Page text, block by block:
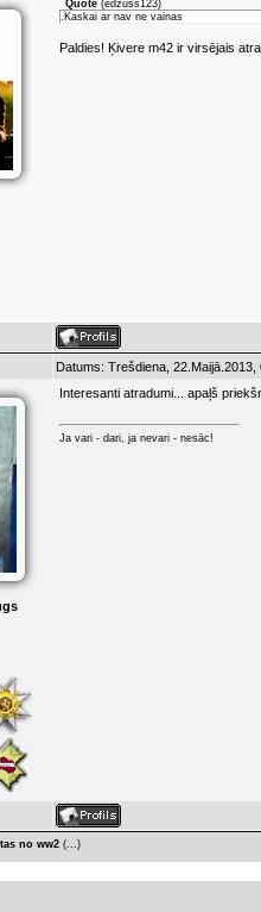
Quote (edzuss123)
.Kaskai ar nav ne vainas
Paldies! Ķivere m42 ir virsējais
Datums: Trešdiena,
Interesanti atradumi... apaļš
Ja vari - dari, ja nevari - nesāc!
no ww2 (...)